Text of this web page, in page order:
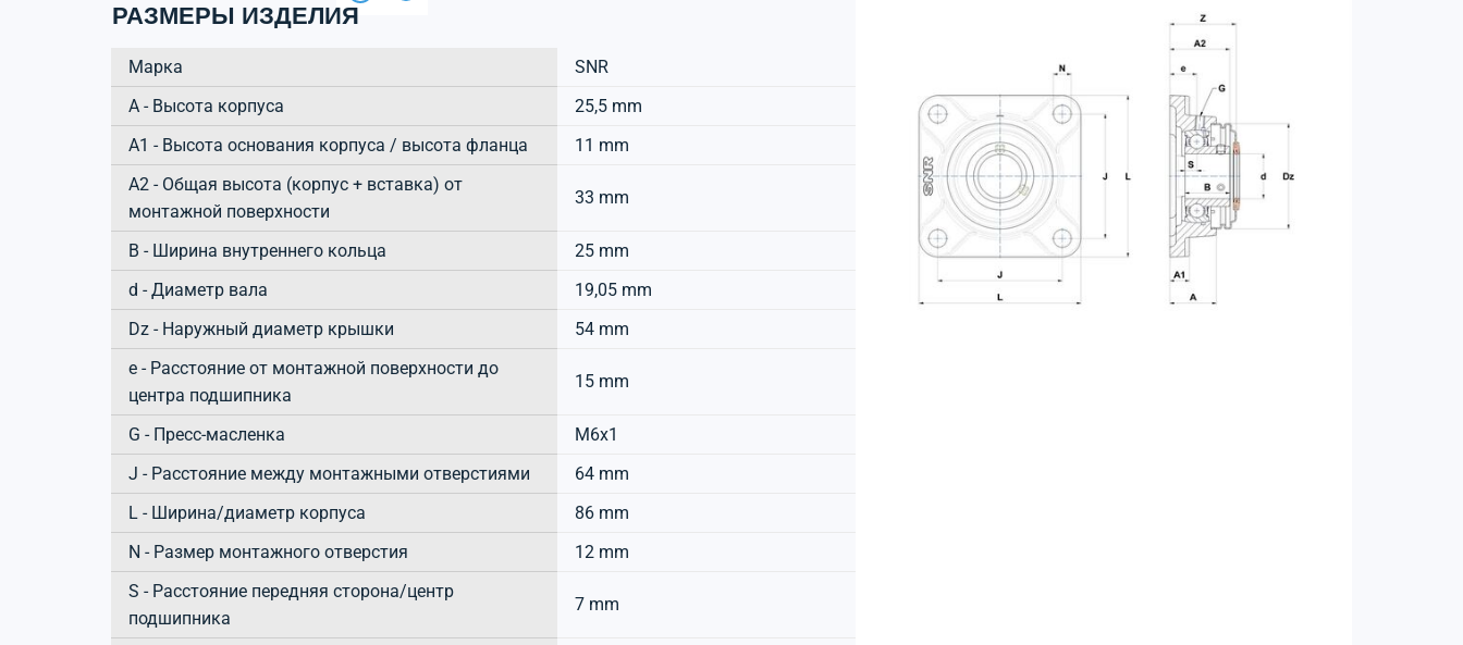
РАЗМЕРЫ ИЗДЕЛИЯ
Марка
SNR
А - Высота корпуса
25,5 mm
A1 - Высота основания корпуса / высота фланца
11 mm
A2 - Общая высота (корпус + вставка) от
монтажной поверхности
33 mm
B - Ширина внутреннего кольца
25 mm
d - Диаметр вала
19,05 mm
Dz - Наружный диаметр крышки
54 mm
e - Расстояние от монтажной поверхности до
центра подшипника
15 mm
G - Пресс-масленка
M6x1
J - Расстояние между монтажными отверстиями
64 mm
L - Ширина/диаметр корпуса
86 mm
N - Размер монтажного отверстия
12 mm
S - Расстояние передняя сторона/центр
подшипника
7 mm